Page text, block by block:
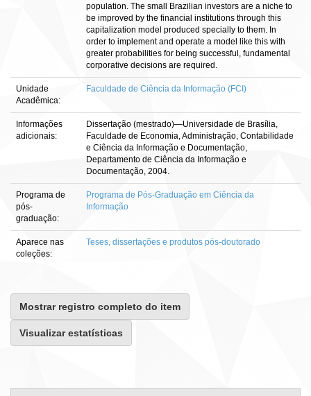
population. The small Brazilian investors are a niche to
be improved by the financial institutions through this
capitalization model produced specially to them. In
order to implement and operate a model like this with
greater probabilities for being successful, fundamental
corporative decisions are required.
Unidade
Acadêmica:
Faculdade de Ciência da Informação (FCI)
Informações
adicionais:
Dissertação (mestrado)—Universidade de Brasília,
Faculdade de Economia, Administração, Contabilidade
e Ciência da Informação e Documentação,
Departamento de Ciência da Informação e
Documentação, 2004.
Programa de
pós-
graduação:
Programa de Pós-Graduação em Ciência da
Informação
Aparece nas
coleções:
Teses, dissertações e produtos pós-doutorado
Mostrar registro completo do item
Visualizar estatísticas